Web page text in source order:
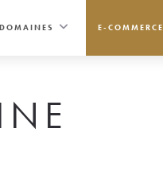
E-COMMERCE